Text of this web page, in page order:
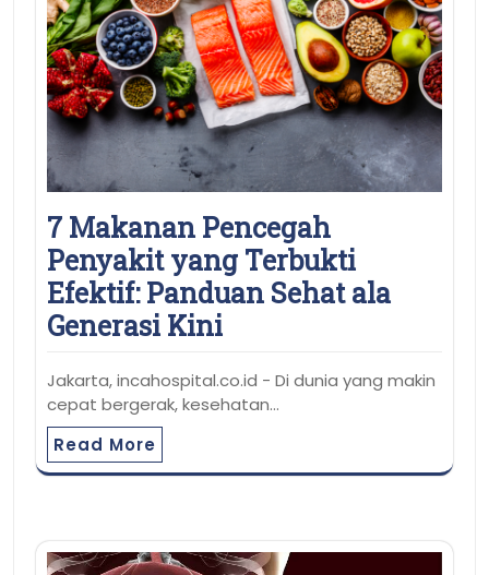
7 Makanan Pencegah
Penyakit yang Terbukti
Efektif: Panduan Sehat ala
Generasi Kini
Jakarta, incahospital.co.id - Di dunia yang makin
cepat bergerak, kesehatan…
Read More